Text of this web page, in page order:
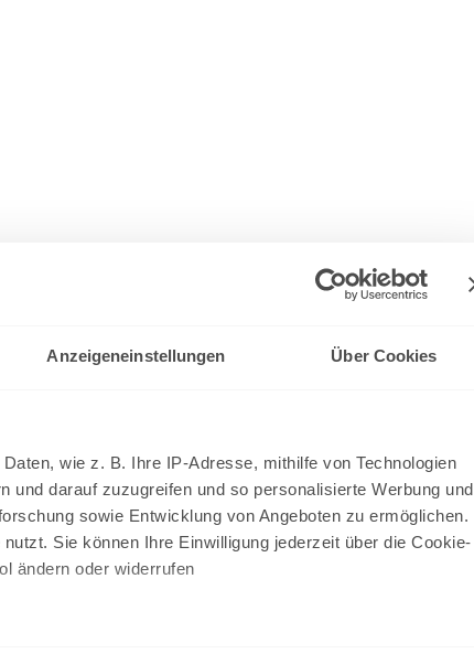
Anzeigeneinstellungen Über Cookies
wie z. B. Ihre IP-Adresse, mithilfe von Technologien
darauf zuzugreifen und so personalisierte Werbung und
sowie Entwicklung von Angeboten zu ermöglichen.
Sie können Ihre Einwilligung jederzeit über die Cookie-
ändern oder widerrufen